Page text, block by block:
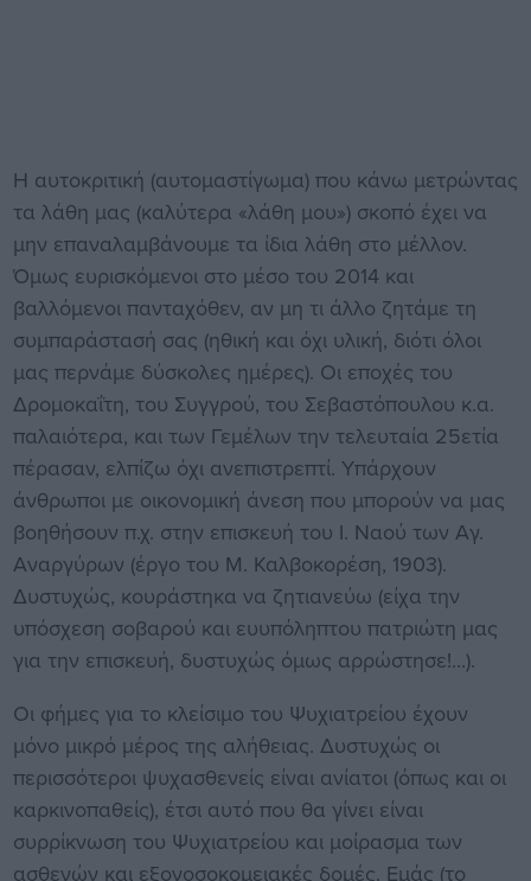
Η αυτοκριτική (αυτομαστίγωμα) που κάνω μετρώντας
τα λάθη μας (καλύτερα «λάθη μου») σκοπό έχει να
μην επαναλαμβάνουμε τα ίδια λάθη στο μέλλον.
Όμως ευρισκόμενοι στο μέσο του 2014 και
βαλλόμενοι παντα­χόθεν, αν μη τι άλλο ζητάμε τη
συμπαράστασή σας (ηθική και όχι υλική, διότι όλοι
μας περνάμε δύσκολες ημέρες). Οι εποχές του
Δρομοκαΐτη, του Συγγρού, του Σεβαστόπουλου κ.α.
παλαιότερα, και των Γεμέλων την τελευ­ταία 25ετία
πέρασαν, ελπίζω όχι ανεπιστρεπτί. Υπάρχουν
άνθρωποι με οικονομική άνεση που μπορούν να μας
βοηθήσουν π.χ. στην επισκευή του Ι. Ναού των Αγ.
Αναργύρων (έργο του Μ. Καλβοκορέση, 1903).
Δυστυχώς, κουράστηκα να ζητιανεύω (είχα την
υπόσχεση σοβαρού και ευυπόληπτου πατριώτη μας
για την επισκευή, δυστυχώς όμως αρρώστησε!...).
Οι φήμες για το κλείσιμο του Ψυχιατρείου έχουν
μόνο μικρό μέρος της αλήθειας. Δυστυχώς οι
περισσότεροι ψυχασθενείς είναι ανίατοι (όπως και οι
καρκινοπαθείς), έτσι αυτό που θα γίνει είναι
συρρίκνωση του Ψυχια­τρείου και μοίρασμα των
ασθενών και εξονοσοκομειακές δομές. Εμάς (το